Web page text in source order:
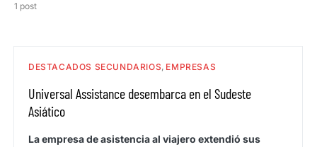
1 post
DESTACADOS SECUNDARIOS EMPRESAS
Universal Assistance desembarca en el Sudeste
Asiático
La empresa de asistencia al viajero extendió sus